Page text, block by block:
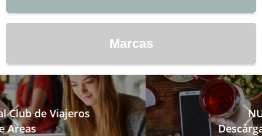
Marcas
NUEVA APP
Descárgatela y disfruta